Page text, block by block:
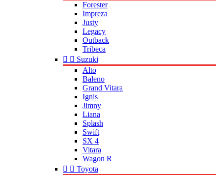
Forester
Impreza
Justy
Legacy
Outback
Tribeca
  Suzuki
Alto
Baleno
Grand Vitara
Ignis
Jimny
Liana
Splash
Swift
SX 4
Vitara
Wagon R
  Toyota